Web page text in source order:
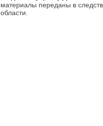
материалы переданы в
области.